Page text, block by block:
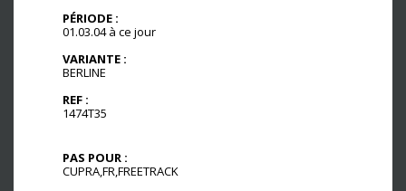
PÉRIODE :
01.03.04 à ce jour
VARIANTE :
BERLINE
REF :
1474T35
PAS POUR :
CUPRA,FR,FREETRACK